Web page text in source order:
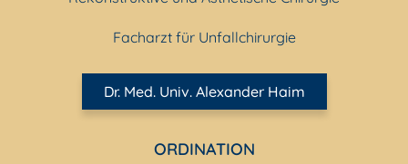
Facharzt für Unfallchirurgie
Dr. Med. Univ. Alexander Haim
ORDINATION